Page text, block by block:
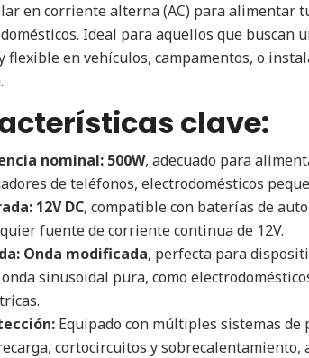
en corriente alterna (AC) para alimentar
Ideal para aquellos que buscan
flexible en vehículos, campamentos, o
clave:
nominal: 500W, adecuado para
de teléfonos, electrodomésticos
12V DC, compatible con baterías de
fuente de corriente continua de 12V.
Onda modificada, perfecta para
sinusoidal pura, como
Equipado con múltiples sistemas de
cortocircuitos y sobrecalentamiento,